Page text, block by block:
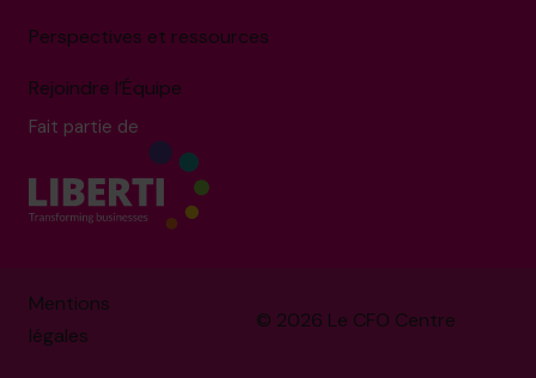
Perspectives et ressources
Rejoindre l’Équipe
Fait partie de
© 2026 Le CFO Centre
Mentions
légales